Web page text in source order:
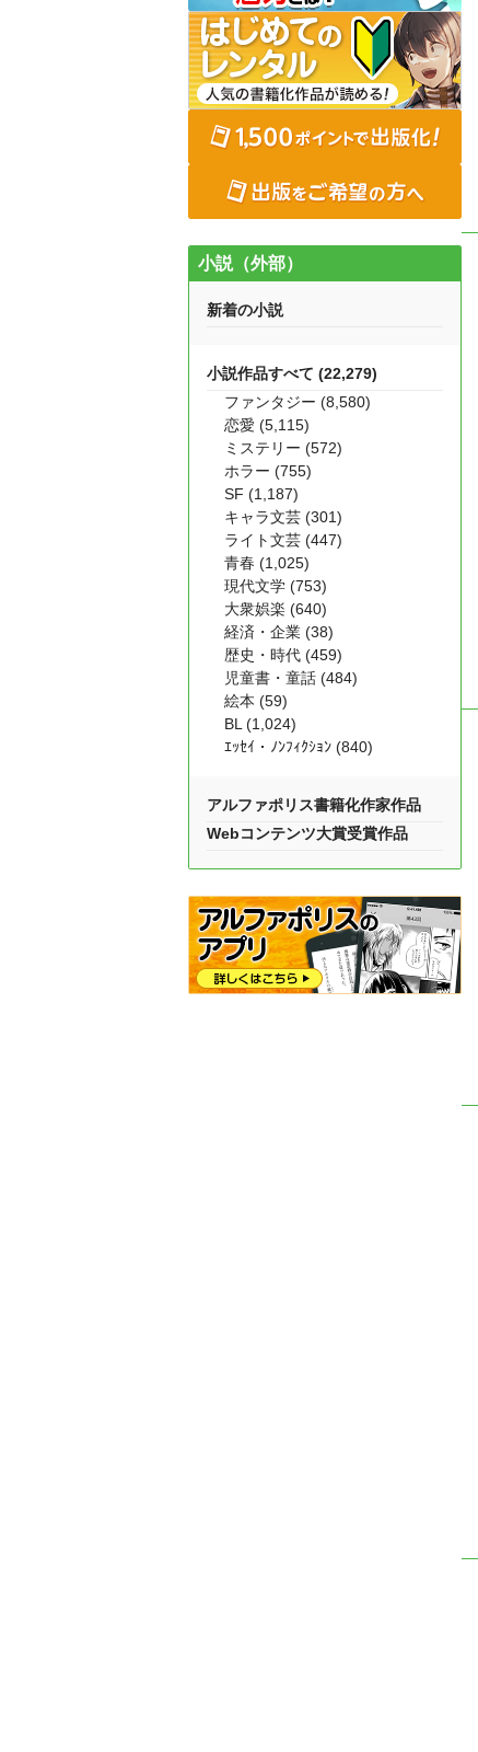
小説（外部）
新着の小説
小説作品すべて (22,279)
ファンタジー (8,580)
恋愛 (5,115)
ミステリー (572)
ホラー (755)
SF (1,187)
キャラ文芸 (301)
ライト文芸 (447)
青春 (1,025)
現代文学 (753)
大衆娯楽 (640)
経済・企業 (38)
歴史・時代 (459)
児童書・童話 (484)
絵本 (59)
BL (1,024)
ｴｯｾｲ・ﾉﾝﾌｨｸｼｮﾝ (840)
アルファポリス書籍化作家作品
Webコンテンツ大賞受賞作品